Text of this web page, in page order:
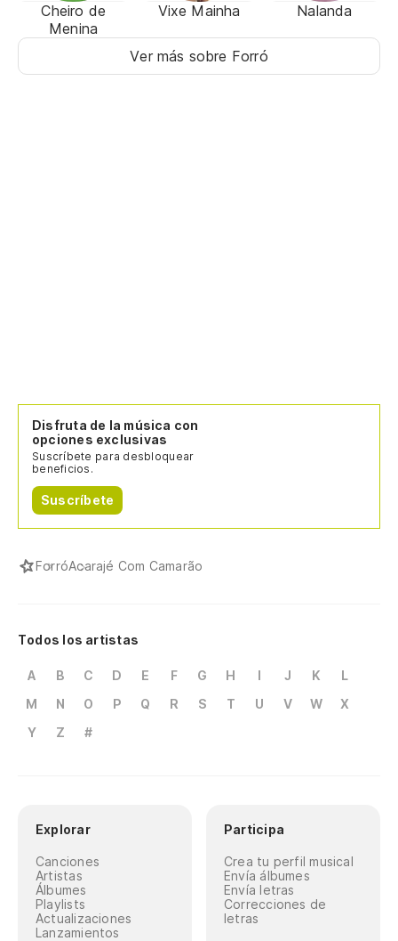
Cheiro de
Menina
Vixe Mainha Nalanda
Ver más sobre Forró
Disfruta de la música con
opciones exclusivas
Suscríbete para desbloquear
beneficios.
Suscríbete
ForróAcarajé Com Camarão
Todos los artistas
A B C D E F G H I J K
L
M
N O P Q R S T U V W
X
Y
Z #
Explorar
Canciones
Artistas
Álbumes
Playlists
Actualizaciones
Lanzamientos
Participa
Crea tu perfil musical
Envía álbumes
Envía letras
Correcciones de
letras